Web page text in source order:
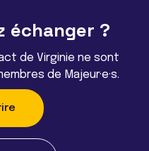
échanger ?
de Virginie ne sont
de Majeur·e·s.